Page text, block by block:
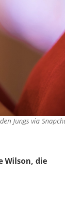
Jungs via
Wilson, die